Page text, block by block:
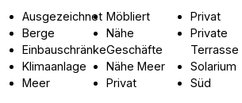
Ausgezeichnet
Berge
Einbauschränke
Klimaanlage
Meer
Möbliert
Nähe
Geschäfte
Nähe Meer
Privat
Privat
Private
Terrasse
Solarium
Süd